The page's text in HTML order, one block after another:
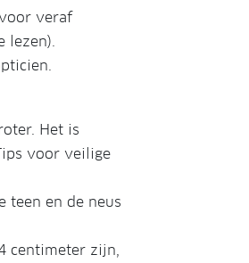
veraf
lezen).
Het is
voor veilige
teen en de neus
centimeter zijn,